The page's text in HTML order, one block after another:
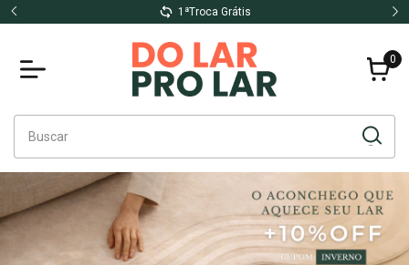
Até 10x no cartão sem Juros
0